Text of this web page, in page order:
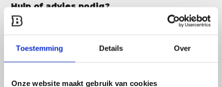
Toestemming Details Over
Onze website maakt gebruik van cookies
Hulp of advies nodig?
Vraag het een van onze specialisten!
Stuur gemakkelijk een Whatsapp.
Open whatsapp